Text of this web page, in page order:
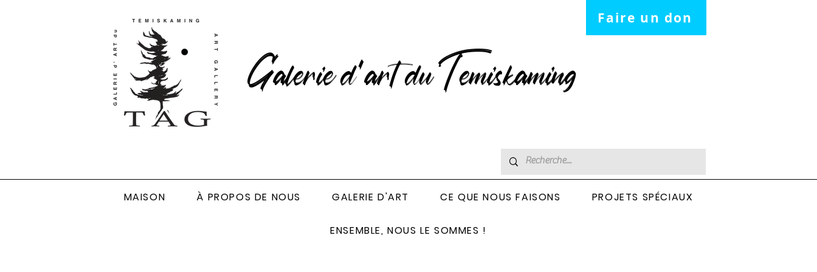
Faire un don
Galerie d’art du Temiskaming
MAISON À PROPOS DE NOUS GALERIE D'ART CE QUE NOUS FAISONS PROJETS SPÉCIAUX
ENSEMBLE, NOUS LE SOMMES !